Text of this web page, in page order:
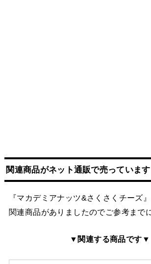
関連商品がネット通販で売っています
『マカデミアナッツ&さくさくチーズ
関連商品がありましたのでご参考までに
▼関連する商品です▼